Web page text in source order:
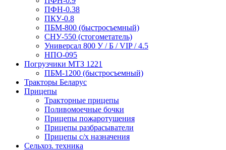
ПФН-0.38
ПКУ-0.8
ПБМ-800 (быстросъемный)
СНУ-550 (стогометатель)
Универсал 800 У / Б / VIP / 4.5
НПО-095
Погрузчики МТЗ 1221
ПБМ-1200 (быстросъемный)
Тракторы Беларус
Прицепы
Тракторные прицепы
Поливомоечные бочки
Прицепы пожаротушения
Прицепы разбрасыватели
Прицепы с/х назначения
Сельхоз. техника